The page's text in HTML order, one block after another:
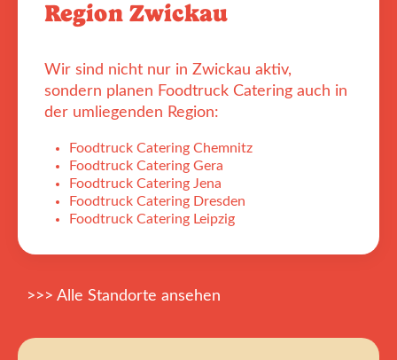
Region Zwickau
Wir sind nicht nur in Zwickau aktiv,
sondern planen Foodtruck Catering auch in
der umliegenden Region:
Foodtruck Catering Chemnitz
Foodtruck Catering Gera
Foodtruck Catering Jena
Foodtruck Catering Dresden
Foodtruck Catering Leipzig
>>> Alle Standorte ansehen